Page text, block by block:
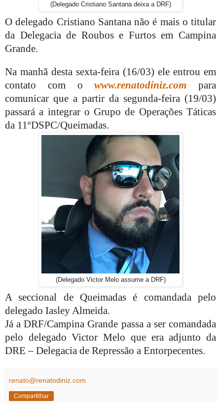
(Delegado Cristiano Santana deixa a DRF)
O delegado Cristiano Santana não é mais o titular
da Delegacia de Roubos e Furtos em Campina
Grande.
Na manhã desta sexta-feira (16/03) ele entrou em
contato com owww.renatodiniz.com para
comunicar que a partir da segunda-feira (19/03)
passará a integrar o Grupo de Operações Táticas
da 11ºDSPC/Queimadas.
(Delegado Victor Melo assume a DRF)
A seccional de Queimadas é comandada pelo
delegado Iasley Almeida.
Já a DRF/Campina Grande passa a ser comandada
pelo delegado Victor Melo que era adjunto da
DRE – Delegacia de Repressão a Entorpecentes.
renato@renatodiniz.com
Compartilhar